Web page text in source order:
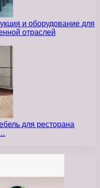
и оборудование для
отраслей
для ресторана